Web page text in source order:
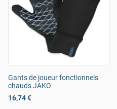
Gants de joueur fonctionnels
chauds JAKO
16,74 €